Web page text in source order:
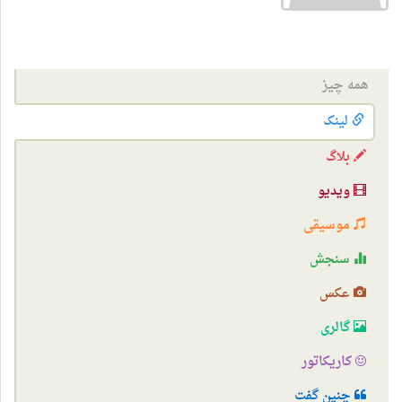
همه چیز
لینک
بلاگ
ویدیو
موسیقی
سنجش
عکس
گالری
کاریکاتور
چنین گفت